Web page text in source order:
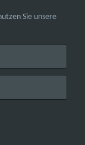
Sie unsere